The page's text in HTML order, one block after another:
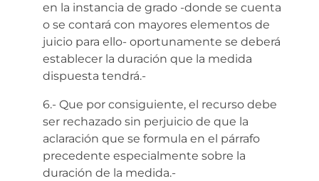
en la instancia de grado -donde se cuenta
o se contará con mayores elementos de
juicio para ello- oportunamente se deberá
establecer la duración que la medida
dispuesta tendrá.-
6.- Que por consiguiente, el recurso debe
ser rechazado sin perjuicio de que la
aclaración que se formula en el párrafo
precedente especialmente sobre la
duración de la medida.-